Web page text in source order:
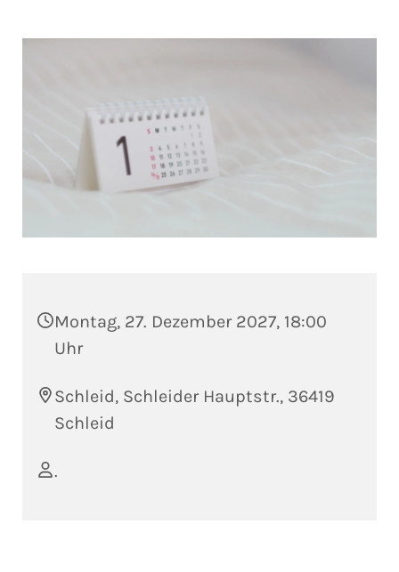
Montag, 27. Dezember 2027, 18:00
Uhr
Schleid, Schleider Hauptstr., 36419
Schleid
.